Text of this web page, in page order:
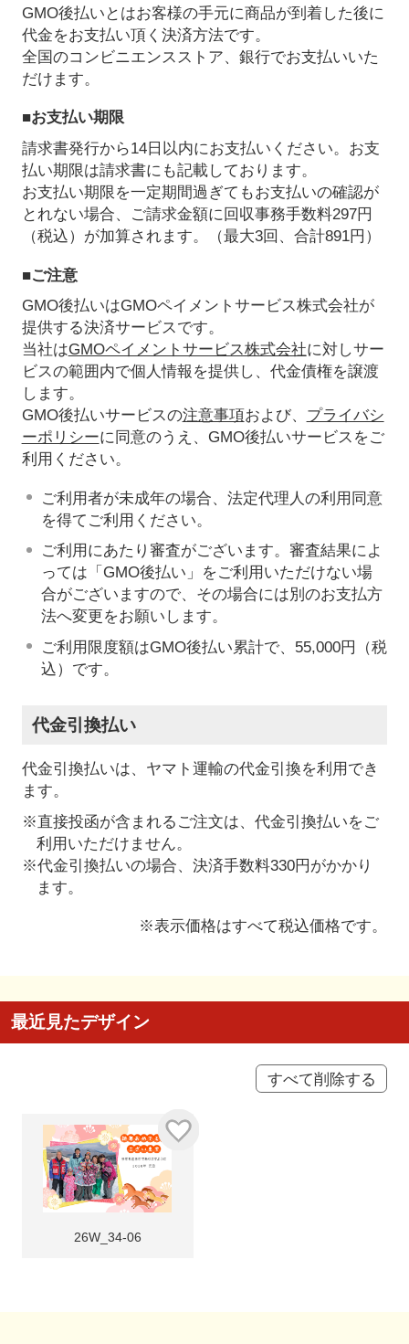
GMO後払いとはお客様の手元に商品が到着した後に
代金をお支払い頂く決済方法です。
全国のコンビニエンスストア、銀行でお支払いいた
だけます。
■お支払い期限
請求書発行から14日以内にお支払いください。お支
払い期限は請求書にも記載しております。
お支払い期限を一定期間過ぎてもお支払いの確認が
とれない場合、ご請求金額に回収事務手数料297円
（税込）が加算されます。（最大3回、合計891円）
■ご注意
GMO後払いはGMOペイメントサービス株式会社が
提供する決済サービスです。
当社はGMOペイメントサービス株式会社に対しサー
ビスの範囲内で個人情報を提供し、代金債権を譲渡
します。
GMO後払いサービスの注意事項および、 プライバシ
ーポリシーに同意のうえ、GMO後払いサービスをご
利用ください。
ご利用者が未成年の場合、法定代理人の利用同意
を得てご利用ください。
ご利用にあたり審査がございます。審査結果によ
っては「GMO後払い」をご利用いただけない場
合がございますので、その場合には別のお支払方
法へ変更をお願いします。
ご利用限度額はGMO後払い累計で、55,000円（税
込）です。
代金引換払い
代金引換払いは、ヤマト運輸の代金引換を利用でき
ます。
※直接投函が含まれるご注文は、代金引換払いをご
利用いただけません。
※代金引換払いの場合、決済手数料330円がかかり
ます。
※表示価格はすべて税込価格です。
最近見たデザイン
すべて削除する
26W_34-06